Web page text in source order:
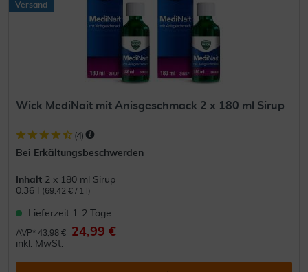
Versand
Wick MediNait mit Anisgeschmack 2 x 180 ml Sirup
(4)
Bei Erkältungsbeschwerden
Inhalt 2 x 180 ml Sirup
0.36 l
(69,42 € / 1 l)
Lieferzeit 1-2 Tage
AVP* 43,98 € 24,99 €
inkl. MwSt.